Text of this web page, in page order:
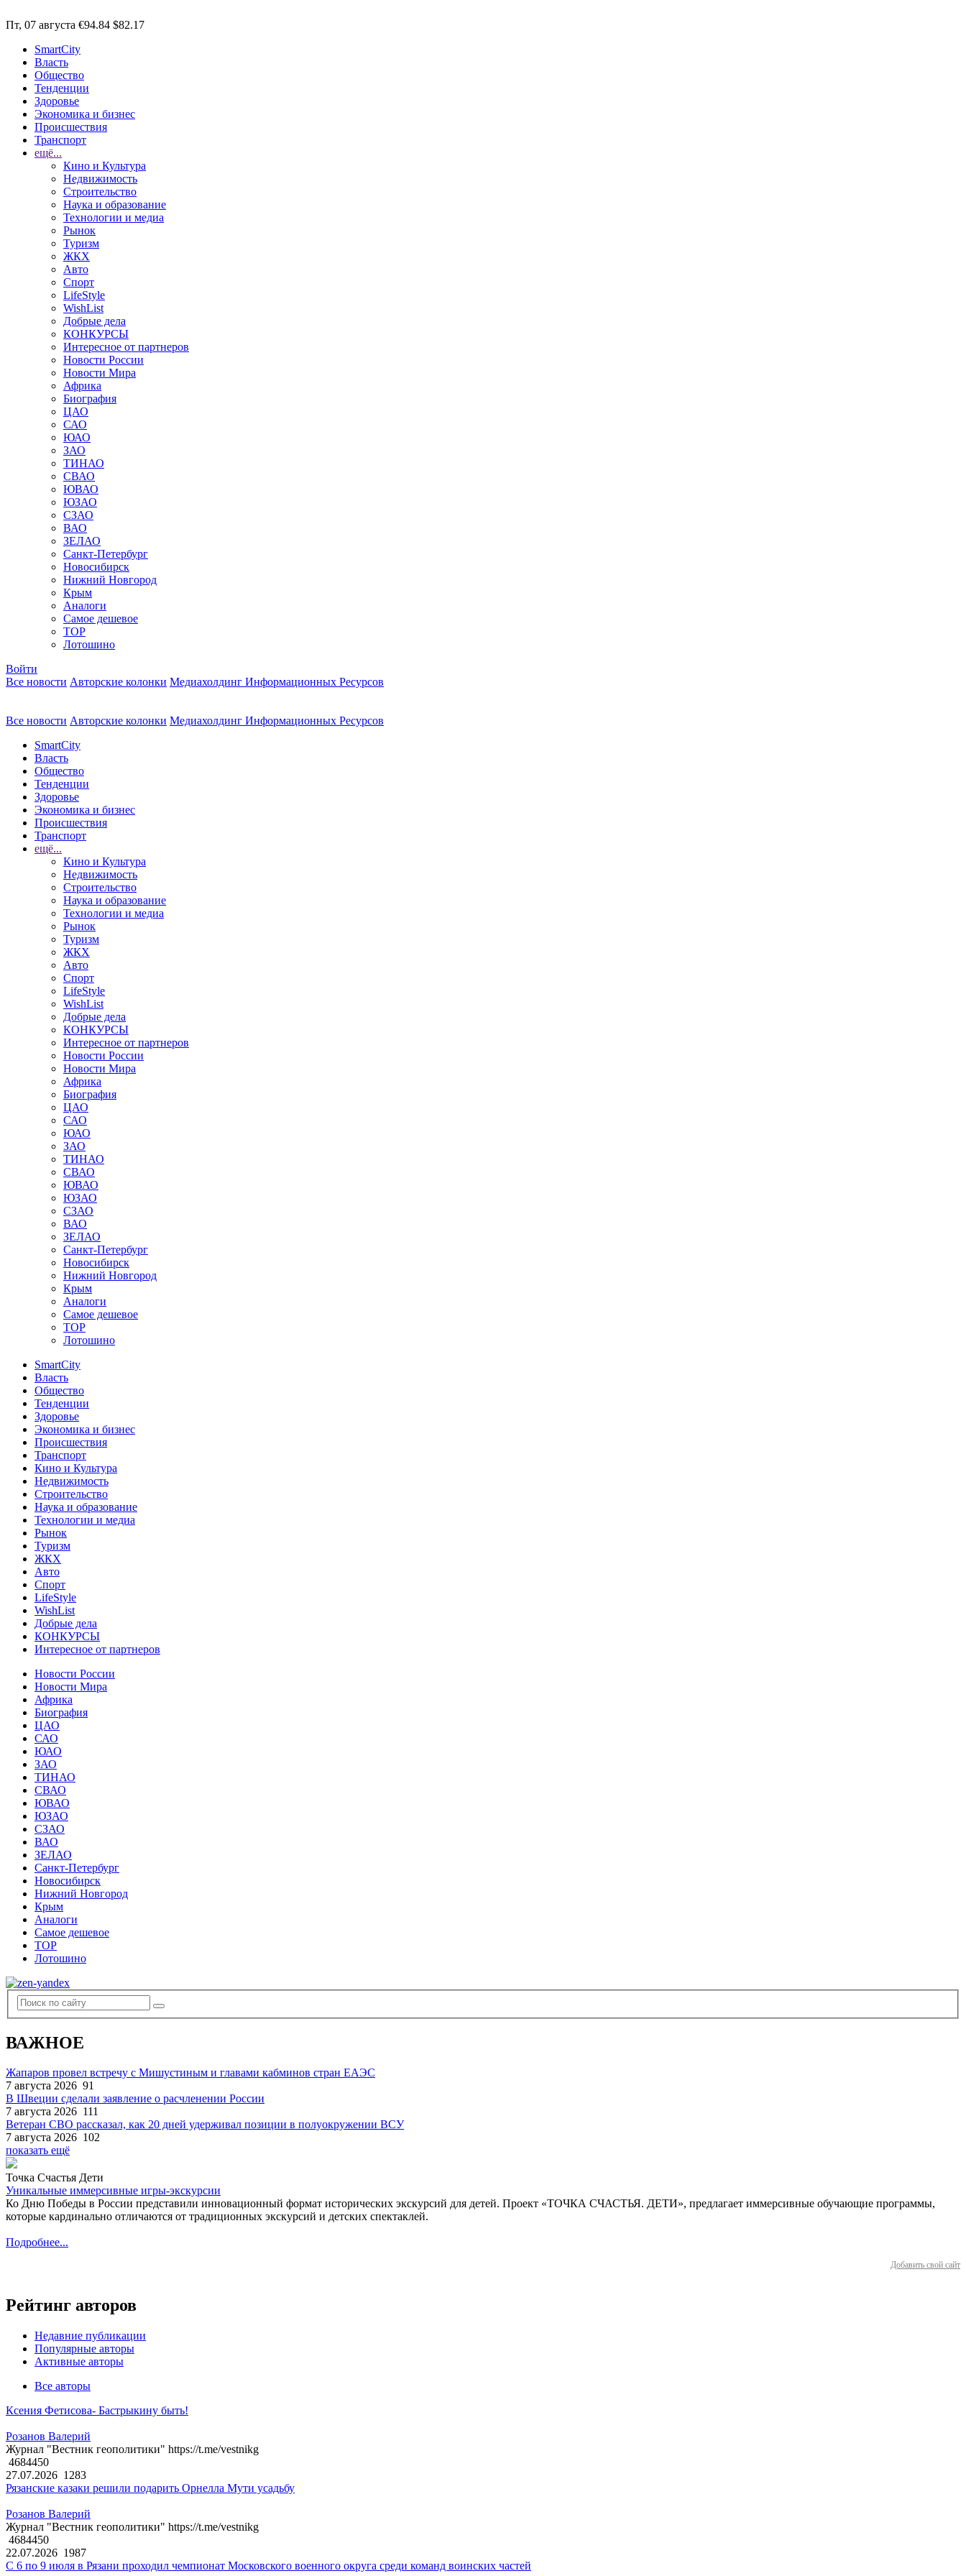
Пт, 07 августа €94.84 $82.17
SmartCity
Власть
Общество
Тенденции
Здоровье
Экономика и бизнес
Происшествия
Транспорт
ещё...
Кино и Культура
Недвижимость
Строительство
Наука и образование
Технологии и медиа
Рынок
Туризм
ЖКХ
Авто
Спорт
LifeStyle
WishList
Добрые дела
КОНКУРСЫ
Интересное от партнеров
Новости России
Новости Мира
Африка
Биография
ЦАО
САО
ЮАО
ЗАО
ТИНАО
СВАО
ЮВАО
ЮЗАО
СЗАО
ВАО
ЗЕЛАО
Санкт-Петербург
Новосибирск
Нижний Новгород
Крым
Аналоги
Самое дешевое
TOP
Лотошино
Войти
Все новости Авторские колонки Медиахолдинг Информационных Ресурсов
Все новости Авторские колонки Медиахолдинг Информационных Ресурсов
SmartCity
Власть
Общество
Тенденции
Здоровье
Экономика и бизнес
Происшествия
Транспорт
ещё...
Кино и Культура
Недвижимость
Строительство
Наука и образование
Технологии и медиа
Рынок
Туризм
ЖКХ
Авто
Спорт
LifeStyle
WishList
Добрые дела
КОНКУРСЫ
Интересное от партнеров
Новости России
Новости Мира
Африка
Биография
ЦАО
САО
ЮАО
ЗАО
ТИНАО
СВАО
ЮВАО
ЮЗАО
СЗАО
ВАО
ЗЕЛАО
Санкт-Петербург
Новосибирск
Нижний Новгород
Крым
Аналоги
Самое дешевое
TOP
Лотошино
SmartCity
Власть
Общество
Тенденции
Здоровье
Экономика и бизнес
Происшествия
Транспорт
Кино и Культура
Недвижимость
Строительство
Наука и образование
Технологии и медиа
Рынок
Туризм
ЖКХ
Авто
Спорт
LifeStyle
WishList
Добрые дела
КОНКУРСЫ
Интересное от партнеров
Новости России
Новости Мира
Африка
Биография
ЦАО
САО
ЮАО
ЗАО
ТИНАО
СВАО
ЮВАО
ЮЗАО
СЗАО
ВАО
ЗЕЛАО
Санкт-Петербург
Новосибирск
Нижний Новгород
Крым
Аналоги
Самое дешевое
TOP
Лотошино
ВАЖНОЕ
Жапаров провел встречу с Мишустиным и главами кабминов стран ЕАЭС
7 августа 2026 91
В Швеции сделали заявление о расчленении России
7 августа 2026 111
Ветеран СВО рассказал, как 20 дней удерживал позиции в полуокружении ВСУ
7 августа 2026 102
показать ещё
Точка Счастья Дети
Уникальные иммерсивные игры-экскурсии
Ко Дню Победы в России представили инновационный формат исторических экскурсий для детей. Проект «ТОЧКА СЧАСТЬЯ. ДЕТИ», предлагает иммерсивные обучающие программы,
которые кардинально отличаются от традиционных экскурсий и детских спектаклей.
Подробнее...
Добавить свой сайт
Рейтинг авторов
Недавние публикации
Популярные авторы
Активные авторы
Все авторы
Ксения Фетисова- Бастрыкину быть!
Розанов Валерий
Журнал "Вестник геополитики" https://t.me/vestnikg
4684450
27.07.2026 1283
Рязанские казаки решили подарить Орнелла Мути усадьбу
Розанов Валерий
Журнал "Вестник геополитики" https://t.me/vestnikg
4684450
22.07.2026 1987
С 6 по 9 июля в Рязани проходил чемпионат Московского военного округа среди команд воинских частей